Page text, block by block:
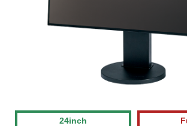
24inch